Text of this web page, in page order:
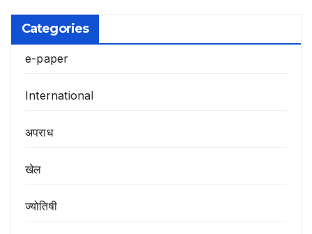
Categories
e-paper
International
अपराध
खेल
ज्योतिषी